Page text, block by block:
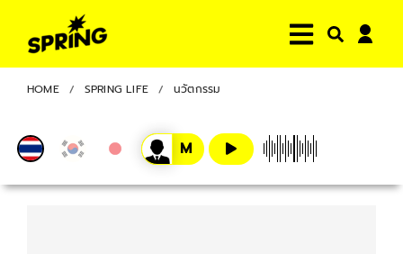
HOME SPRING LIFE นวัตกรรม